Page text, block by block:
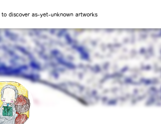
to discover as-yet-unknown artworks